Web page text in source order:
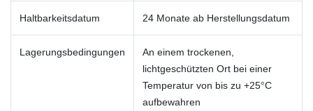
Haltbarkeitsdatum 24 Monate ab Herstellungsdatum
Lagerungsbedingungen
An einem trockenen,
lichtgeschützten Ort bei einer
Temperatur von bis zu +25°C
aufbewahren